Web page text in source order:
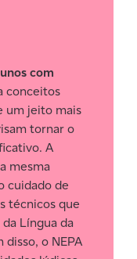
com
conceitos
um jeito mais
tornar o
A
mesma
cuidado de
técnicos que
Língua da
o NEPA